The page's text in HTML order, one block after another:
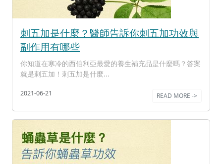
刺五加是什麼？醫師告訴你刺五加功效與
副作用有哪些
你知道在寒冷的西伯利亞最愛的養生補充品是什麼嗎？答案
就是刺五加！刺五加是什麼...
2021-06-21 READ MORE ->